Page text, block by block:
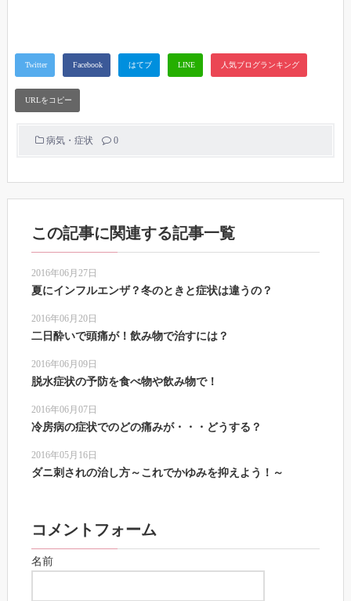
病気・症状 0
この記事に関連する記事一覧
2016年06月27日
夏にインフルエンザ？冬のときと症状は違うの？
2016年06月20日
二日酔いで頭痛が！飲み物で治すには？
2016年06月09日
脱水症状の予防を食べ物や飲み物で！
2016年06月07日
冷房病の症状でのどの痛みが・・・どうする？
2016年05月16日
ダニ刺されの治し方～これでかゆみを抑えよう！～
コメントフォーム
名前